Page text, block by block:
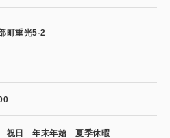
お問い合わせ
ショッピングカート
利用規約
町重光5-2
祝日 年末年始 夏季休暇